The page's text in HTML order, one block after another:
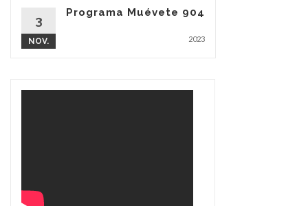
3
NOV.
Programa Muévete 904
2023